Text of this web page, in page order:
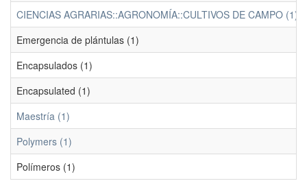
CIENCIAS AGRARIAS::AGRONOMÍA::CULTIVOS DE CAMPO (1)
Emergencia de plántulas (1)
Encapsulados (1)
Encapsulated (1)
Maestría (1)
Polymers (1)
Polímeros (1)